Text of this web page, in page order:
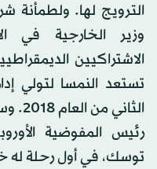
الترويج لها. ولطمأنة
وزير الخارجية في
الاشتراكيين
تستعد النمسا لتولي
رئيس المفوضية
توسك، في أول رحلة له